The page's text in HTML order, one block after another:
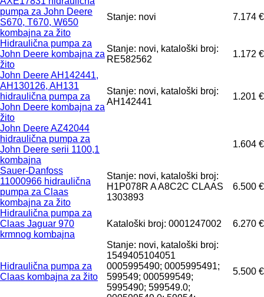
pumpa za John Deere
S670, T670, W650
kombajna za žito
Stanje: novi 7.174 €
Hidraulična pumpa za
John Deere kombajna za
žito
Stanje: novi, kataloški broj:
RE582562
1.172 €
John Deere AH142441,
AH130126, AH131
hidraulična pumpa za
John Deere kombajna za
žito
Stanje: novi, kataloški broj:
AH142441
1.201 €
John Deere AZ42044
hidraulična pumpa za
John Deere serii 1100,1
kombajna
1.604 €
Sauer-Danfoss
11000966 hidraulična
pumpa za Claas
kombajna za žito
Stanje: novi, kataloški broj:
H1P078R A A8C2C CLAAS
1303893
6.500 €
Hidraulična pumpa za
Claas Jaguar 970
krmnog kombajna
Kataloški broj: 0001247002 6.270 €
Hidraulična pumpa za
Claas kombajna za žito
Stanje: novi, kataloški broj:
1549405104051
0005995490; 0005995491;
599549; 000599549;
5995490; 599549.0;
5.500 €